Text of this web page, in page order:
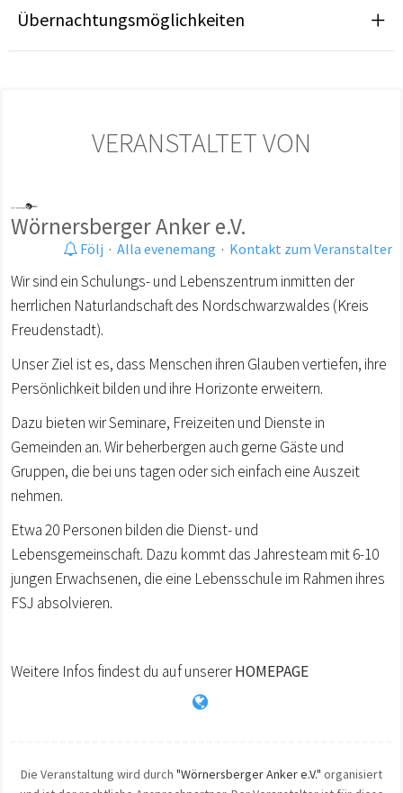
Übernachtungsmöglichkeiten
VERANSTALTET VON
Wörnersberger Anker e.V.
Följ · Alla evenemang · Kontakt zum Veranstalter
Wir sind ein Schulungs- und Lebenszentrum inmitten der
herrlichen Naturlandschaft des Nordschwarzwaldes (Kreis
Freudenstadt).
Unser Ziel ist es, dass Menschen ihren Glauben vertiefen, ihre
Persönlichkeit bilden und ihre Horizonte erweitern.
Dazu bieten wir Seminare, Freizeiten und Dienste in
Gemeinden an. Wir beherbergen auch gerne Gäste und
Gruppen, die bei uns tagen oder sich einfach eine Auszeit
nehmen.
Etwa 20 Personen bilden die Dienst- und
Lebensgemeinschaft. Dazu kommt das Jahresteam mit 6-10
jungen Erwachsenen, die eine Lebensschule im Rahmen ihres
FSJ absolvieren.
Weitere Infos findest du auf unsererHOMEPAGE
Die Veranstaltung wird durch "Wörnersberger Anker e.V." organisiert